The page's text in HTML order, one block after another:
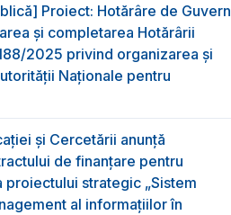
Proiect: Hotărâre de Guvern
și completarea Hotărârii
2025 privind organizarea şi
Naţionale pentru
și Cercetării anunță
de finanțare pentru
proiectului strategic „Sistem
al informațiilor în